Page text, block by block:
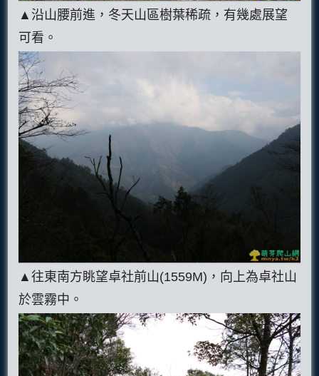
▲沿山腰前進，冬天山區樹葉稀疏，有幾處展望
可看。
▲往東南方眺望卓社前山(1559M)，向上為卓社山
於雲霧中。